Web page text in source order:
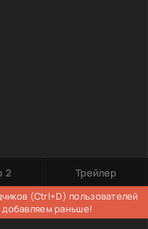
2 Трейлер
(Ctrl+D) пользователей
добавляем раньше!